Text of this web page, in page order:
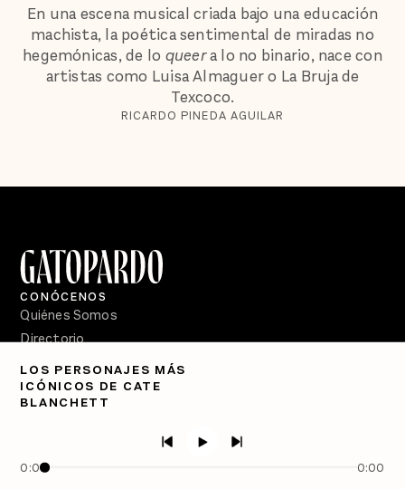
En una escena musical criada bajo una educación
machista, la poética sentimental de miradas no
hegemónicas, de lo queera lo no binario, nace con
artistas como Luisa Almaguer o La Bruja de
Texcoco.
RICARDO PINEDA AGUILAR
LOS PERSONAJES MÁS
ICÓNICOS DE CATE
BLANCHETT
0:00 0:00
CONÓCENOS
Quiénes Somos
Directorio
PÓDCASTS
Semanario Gatopardo